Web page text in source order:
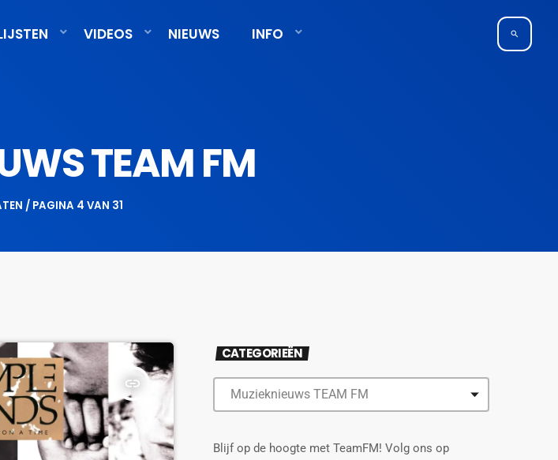
VIDEOS NIEUWS INFO search
TEAM FM
/ PAGINA 4 VAN 31
insert_link
CATEGORIEËN
Blijf op de hoogte met TeamFM! Volg ons op